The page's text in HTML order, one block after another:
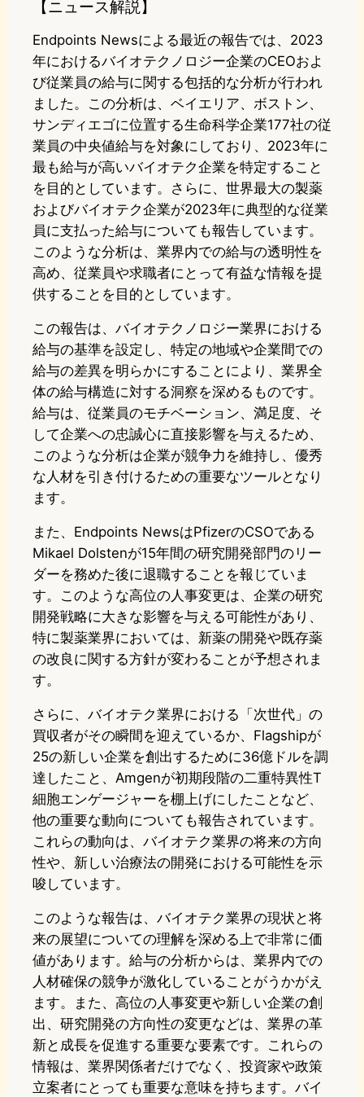
【ニュース解説】
Endpoints Newsによる最近の報告では、2023
年におけるバイオテクノロジー企業のCEOおよ
び従業員の給与に関する包括的な分析が行われ
ました。この分析は、ベイエリア、ボストン、
サンディエゴに位置する生命科学企業177社の従
業員の中央値給与を対象にしており、2023年に
最も給与が高いバイオテク企業を特定すること
を目的としています。さらに、世界最大の製薬
およびバイオテク企業が2023年に典型的な従業
員に支払った給与についても報告しています。
このような分析は、業界内での給与の透明性を
高め、従業員や求職者にとって有益な情報を提
供することを目的としています。
この報告は、バイオテクノロジー業界における
給与の基準を設定し、特定の地域や企業間での
給与の差異を明らかにすることにより、業界全
体の給与構造に対する洞察を深めるものです。
給与は、従業員のモチベーション、満足度、そ
して企業への忠誠心に直接影響を与えるため、
このような分析は企業が競争力を維持し、優秀
な人材を引き付けるための重要なツールとなり
ます。
また、Endpoints NewsはPfizerのCSOである
Mikael Dolstenが15年間の研究開発部門のリー
ダーを務めた後に退職することを報じていま
す。このような高位の人事変更は、企業の研究
開発戦略に大きな影響を与える可能性があり、
特に製薬業界においては、新薬の開発や既存薬
の改良に関する方針が変わることが予想されま
す。
さらに、バイオテク業界における「次世代」の
買収者がその瞬間を迎えているか、Flagshipが
25の新しい企業を創出するために36億ドルを調
達したこと、Amgenが初期段階の二重特異性T
細胞エンゲージャーを棚上げにしたことなど、
他の重要な動向についても報告されています。
これらの動向は、バイオテク業界の将来の方向
性や、新しい治療法の開発における可能性を示
唆しています。
このような報告は、バイオテク業界の現状と将
来の展望についての理解を深める上で非常に価
値があります。給与の分析からは、業界内での
人材確保の競争が激化していることがうかがえ
ます。また、高位の人事変更や新しい企業の創
出、研究開発の方向性の変更などは、業界の革
新と成長を促進する重要な要素です。これらの
情報は、業界関係者だけでなく、投資家や政策
立案者にとっても重要な意味を持ちます。バイ